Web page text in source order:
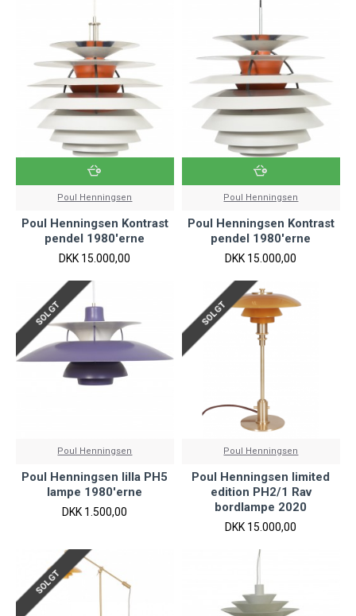
Poul Henningsen
Poul Henningsen Kontrast
pendel 1980'erne
DKK 15.000,00
Poul Henningsen
Poul Henningsen Kontrast
pendel 1980'erne
DKK 15.000,00
SOLGT
Poul Henningsen
Poul Henningsen lilla PH5
lampe 1980'erne
DKK 1.500,00
SOLGT
Poul Henningsen
Poul Henningsen limited
edition PH2/1 Rav
bordlampe 2020
DKK 15.000,00
SOLGT